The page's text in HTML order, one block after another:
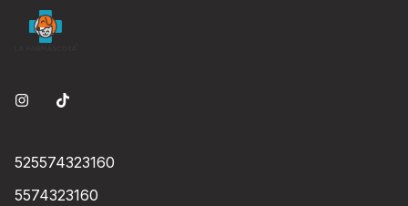
525574323160
5574323160